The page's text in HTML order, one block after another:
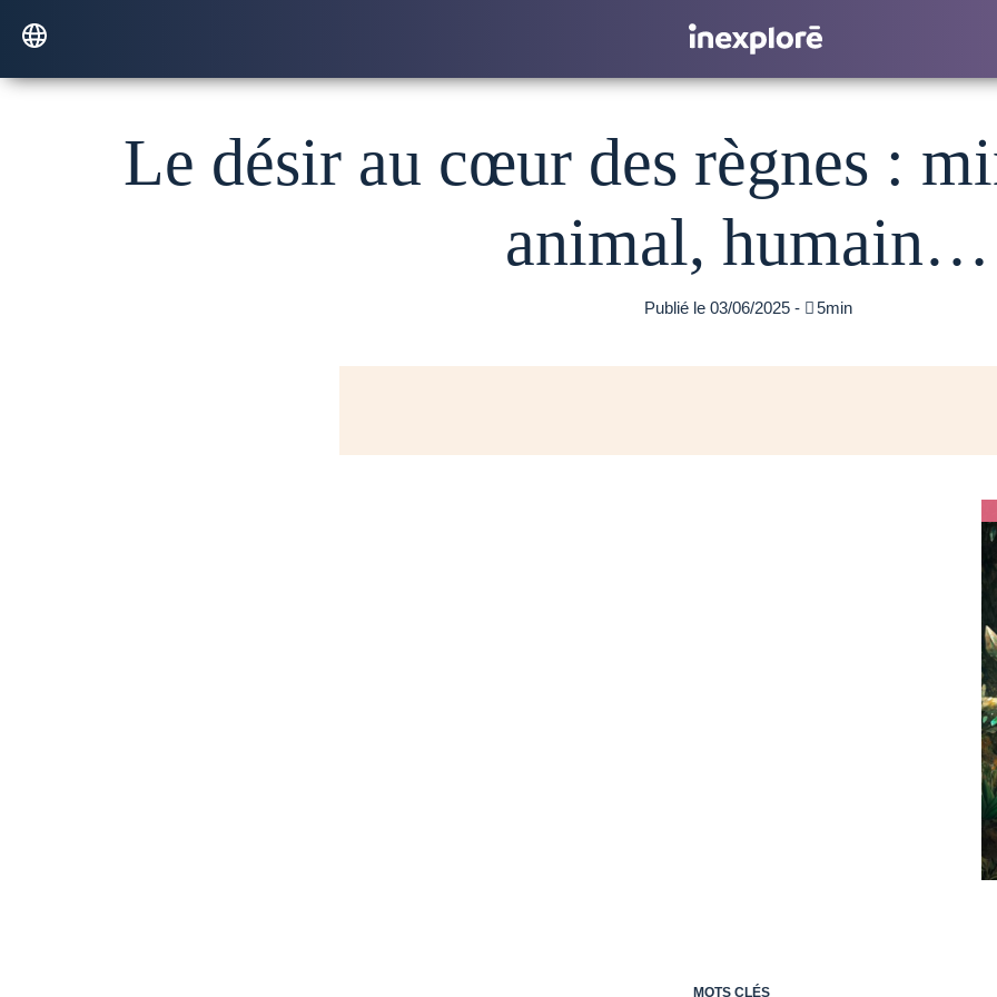
Le désir au cœur des règnes :
animal, humain…
Publié le 03/06/2025 - 5min
MOTS CLÉS